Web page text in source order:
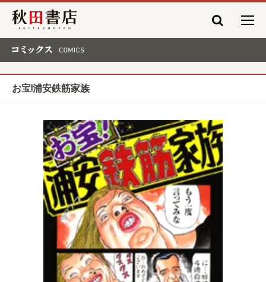
秋田書店
お宝!浦安鉄筋家族